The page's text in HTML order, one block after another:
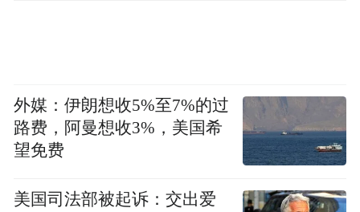
外媒：伊朗想收5%至7%的过
路费，阿曼想收3%，美国希
望免费
美国司法部被起诉：交出爱